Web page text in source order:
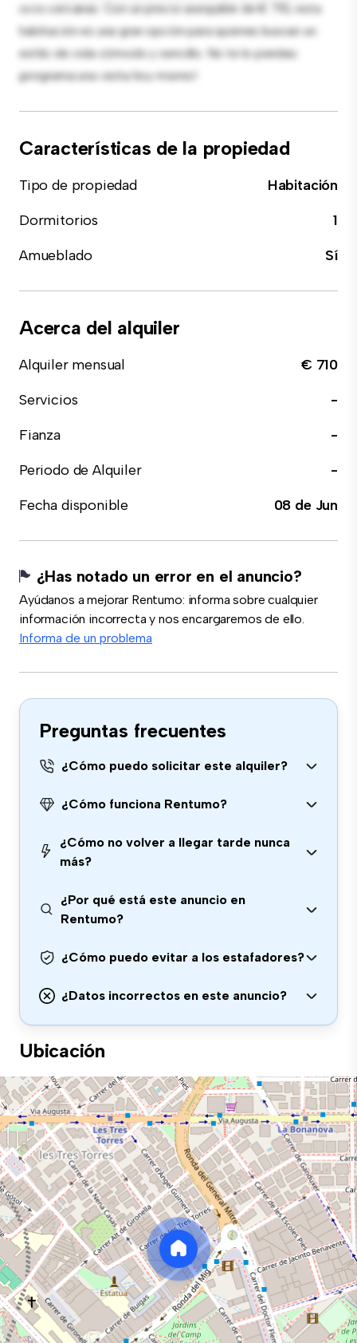
ocio cercanas. Con un precio asequible de € 710, esta
habitación es una gran opción para quienes buscan un
estilo de vida cómodo y sencillo. No te lo pierdas:
¡programa una visita hoy mismo!
Características de la propiedad
Tipo de propiedad
Habitación
Dormitorios
1
Amueblado
Sí
Acerca del alquiler
Alquiler mensual
€ 710
Servicios
-
Fianza
-
Periodo de Alquiler
-
Fecha disponible
08 de Jun
¿Has notado un error en el anuncio?
Ayúdanos a mejorar Rentumo: informa sobre cualquier
información incorrecta y nos encargaremos de ello.
Informa de un problema
Preguntas frecuentes
¿Cómo puedo solicitar este alquiler?
¿Cómo funciona Rentumo?
¿Cómo no volver a llegar tarde nunca
más?
¿Por qué está este anuncio en
Rentumo?
¿Cómo puedo evitar a los estafadores?
¿Datos incorrectos en este anuncio?
Ubicación